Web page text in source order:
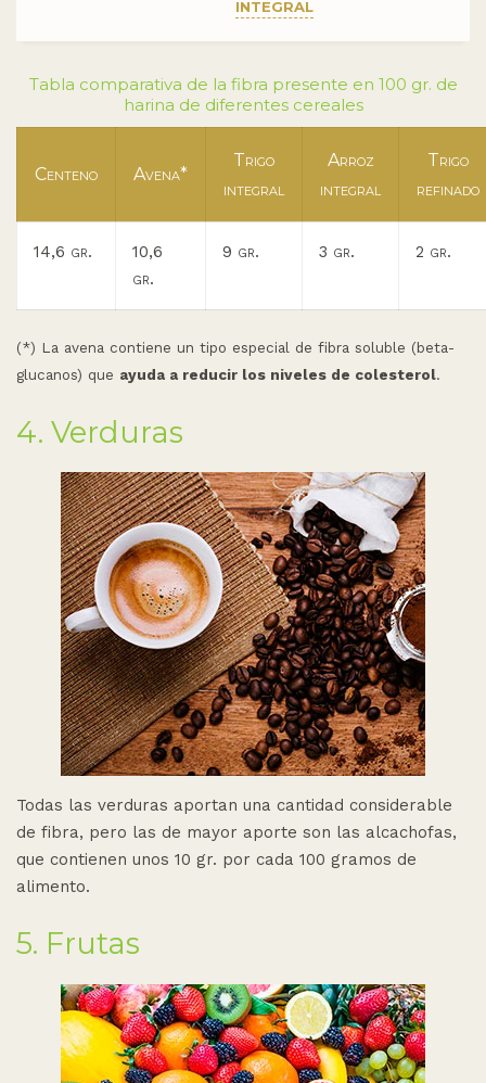
integral
Tabla comparativa de la fibra presente en 100 gr. de
harina de diferentes cereales
Centeno Avena*
Trigo
integral
Arroz
integral
Trigo
refinado
14,6 gr.
10,6
gr.
9 gr. 3 gr. 2 gr.
(*) La avena contiene un tipo especial de fibra soluble (beta-
glucanos) que ayuda a reducir los niveles de colesterol.
4. Verduras
Todas las verduras aportan una cantidad considerable
de fibra, pero las de mayor aporte son las alcachofas,
que contienen unos 10 gr. por cada 100 gramos de
alimento.
5. Frutas